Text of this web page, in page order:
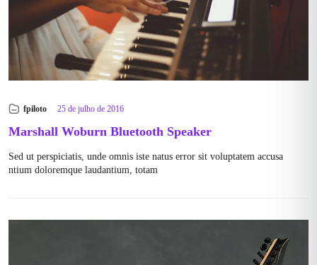
fpiloto 25 de julho de 2016
Marshall Woburn Bluetooth Speaker
Sed ut perspiciatis, unde omnis iste natus error sit voluptatem accusa
ntium doloremque laudantium, totam